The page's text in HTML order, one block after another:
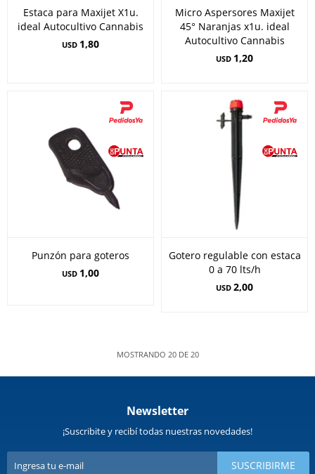
Estaca para Maxijet X1u.
ideal Autocultivo Cannabis
USD 1,80
Micro Aspersores Maxijet
45° Naranjas x1u. ideal
Autocultivo Cannabis
USD 1,20
Punzón para goteros
USD 1,00
Gotero regulable con estaca
0 a 70 lts/h
USD 2,00
MOSTRANDO 20DE 20
Newsletter
¡Suscribite y recibí todas nuestras novedades!
SUSCRIBIRME